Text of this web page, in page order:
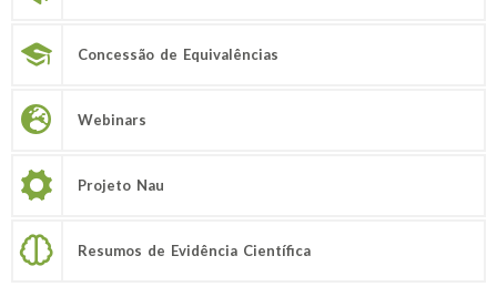
Concessão de Equivalências
Webinars
Projeto Nau
Resumos de Evidência Científica